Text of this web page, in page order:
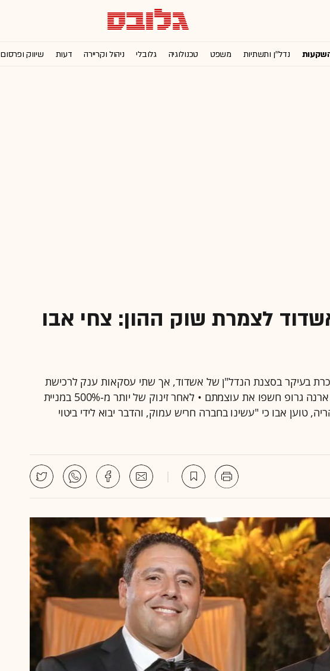
נדל''ן ותשתיות משפט טכנולוגיה גלובלי ניהול וקריירה דעות שיווק ופרסום
לצמרת שוק ההון: צחי אבו
בעיקר בסצנת הנדל"ן של אשדוד, אך שתי עסקאות ענק לרכישת
קרקעות פי גלילות ומניות השליטה בחברת ארנה גרופ חשפו את עוצמתם • לאחר זינוק של יותר מ-500% במניית
טוען אבו כי "עשינו בחברה חריש עמוק, והדבר יבוא לידי ביטוי